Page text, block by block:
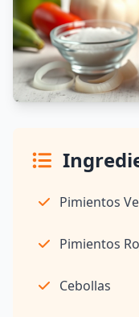
Pimientos
Pimientos
Cebollas